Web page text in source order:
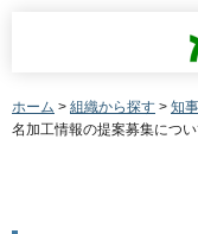
ホーム > 組織から探す > 知
名加工情報の提案募集につい